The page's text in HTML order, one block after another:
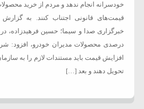
خودسرانه انجام ندهد و مردم از خرید
قیمت‌های قانونی اجتناب کنند. به
درصدی محصولات مدیران خودرو، افزود:
افزایش قیمت باید مستندات لازم را به
تحویل دهند و بعد […]